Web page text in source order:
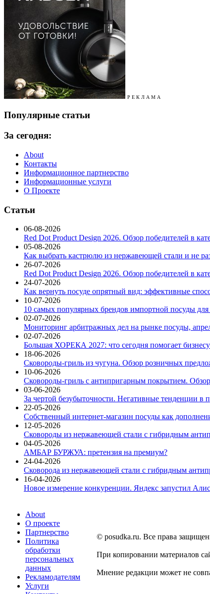
Р Е К Л А М А
Популярные статьи
За сегодня:
About
Контакты
Информационное партнерство
Информационные услуги
О Проекте
Статьи
06-08-2026
Red Dot Product Design 2026. Обзор победителей в
05-08-2026
Как выбрать кастрюлю из нержавеющей стали и не
26-07-2026
Red Dot Product Design 2026. Обзор победителей в
24-07-2026
Как вернуть посуде опрятный вид: эффективные
10-07-2026
10 самых популярных брендов импортной посуды
02-07-2026
Мониторинг арбитражных дел на рынке посуды,
02-07-2026
Большая ХОРЕКА 2027: что сегодня помогает
18-06-2026
Сковороды-гриль из чугуна. Обзор розничных
10-06-2026
Сковороды-гриль с антипригарным покрытием.
03-06-2026
За чертой безубыточности. Негативные тенденции в
22-05-2026
Собственный интернет-магазин посуды как
12-05-2026
Сковороды из нержавеющей стали с гибридным
04-05-2026
АМБАР БУРЖУА: претензия на премиум?
24-04-2026
Сковорода из нержавеющей стали с гибридным
16-04-2026
Новое измерение конкуренции. Яндекс запустил
About
О проекте
Партнерство
Политика
обработки
персональных
данных
Рекламодателям
Услуги
© posudka.ru. Все права
При копировании материалов
Мнение редакции может не